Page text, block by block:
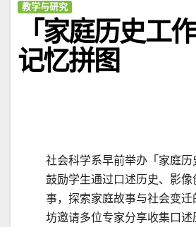
教学与研究
「家庭历史工
记忆拼图
社会科学系早前举办「家庭历
鼓励学生通过口述历史、影像
事，探索家庭故事与社会变
坊邀请多位专家分享收集口述